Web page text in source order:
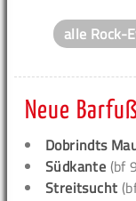
alle Rock-
Neue
Dobrindts
Südkante (bf
Streitsucht